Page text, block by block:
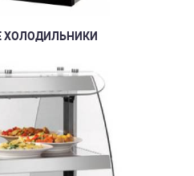
ХОЛОДИЛЬНИКИ